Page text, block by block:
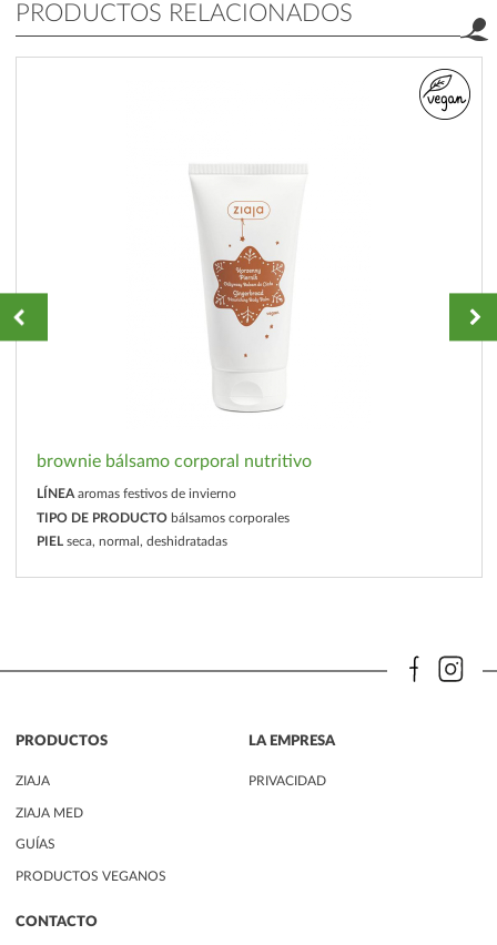
PRODUCTOS RELACIONADOS
brownie bálsamo corporal nutritivo
LÍNEA aromas festivos de invierno
TIPO DE PRODUCTO bálsamos corporales
PIEL seca, normal, deshidratadas
PRODUCTOS
ZIAJA
ZIAJA MED
GUÍAS
PRODUCTOS VEGANOS
LA EMPRESA
PRIVACIDAD
CONTACTO